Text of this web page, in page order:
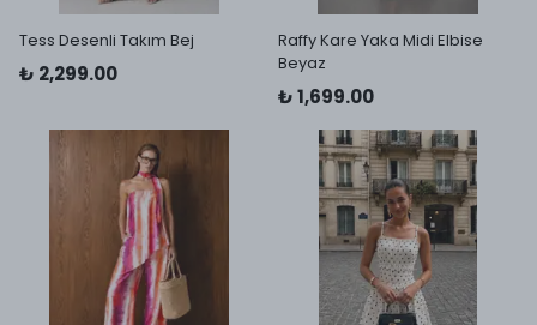
Tess Desenli Takım Bej
₺ 2,299.00
Raffy Kare Yaka Midi Elbise
Beyaz
₺ 1,699.00